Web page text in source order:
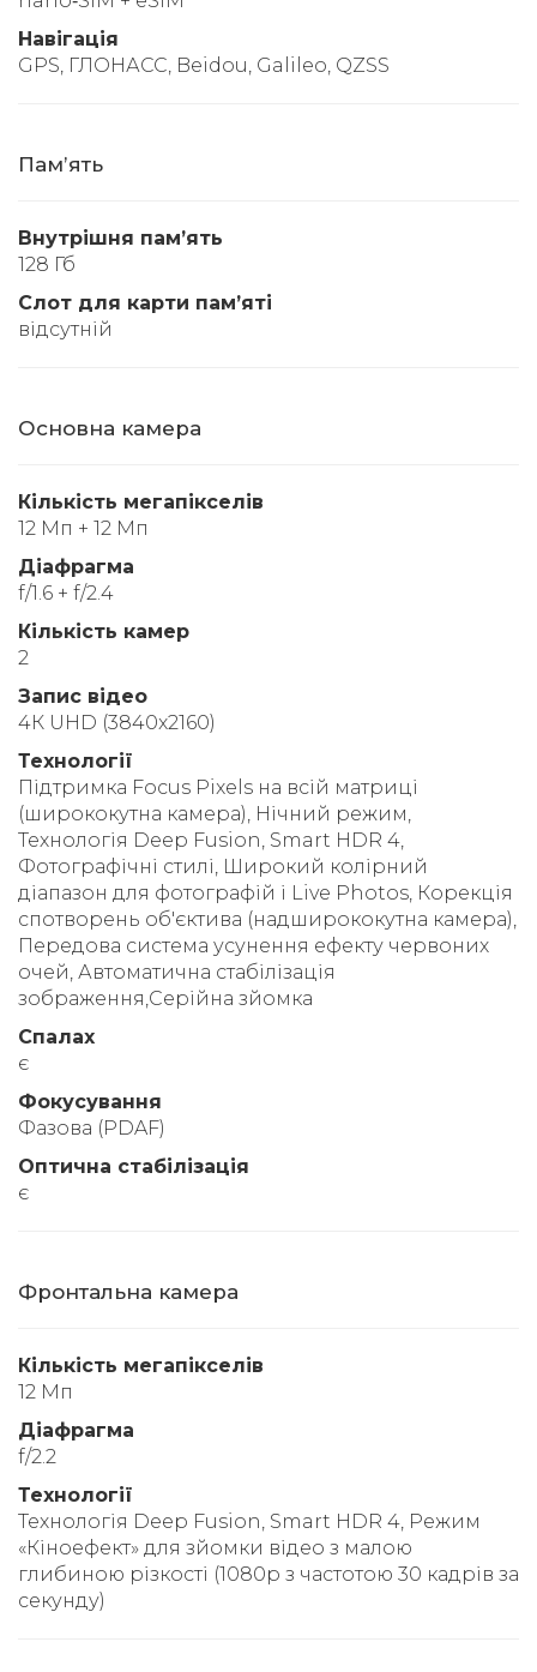
Навігація
GPS, ГЛОНАСС, Beidou, Galileo, QZSS
Памʼять
Внутрішня памʼять
128 Гб
Слот для карти памʼяті
відсутній
Основна камера
Кількість мегапікселів
12 Мп + 12 Мп
Діафрагма
f/1.6 + f/2.4
Кількість камер
2
Запис відео
4К UHD (3840x2160)
Технології
Підтримка Focus Pixels на всій матриці
(ширококутна камера), Нічний режим,
Технологія Deep Fusion, Smart HDR 4,
Фотографічні стилі, Широкий колірний
діапазон для фотографій і Live Photos, Корекція
спотворень об'єктива (надширококутна камера),
Передова система усунення ефекту червоних
очей, Автоматична стабілізація
зображення,Серійна зйомка
Спалах
є
Фокусування
Фазова (PDAF)
Оптична стабілізація
є
Фронтальна камера
Кількість мегапікселів
12 Мп
Діафрагма
f/2.2
Технології
Технологія Deep Fusion, Smart HDR 4, Режим
«Кіноефект» для зйомки відео з малою
глибиною різкості (1080p з частотою 30 кадрів за
секунду)